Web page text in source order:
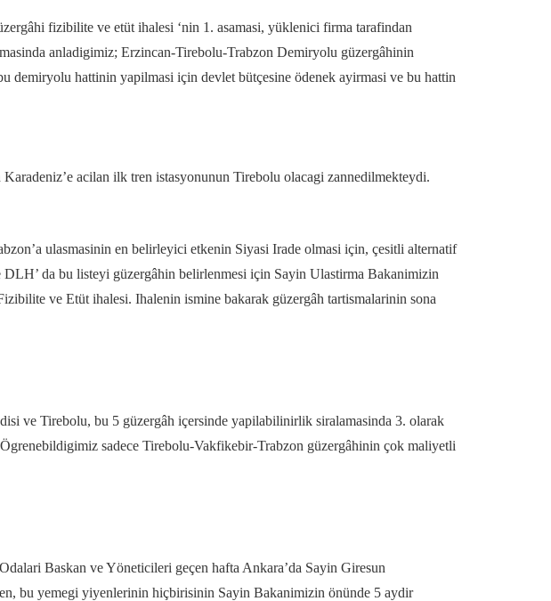
fizibilite ve etüt ihalesi ‘nin 1. asamasi, yüklenici firma tarafindan
anladigimiz; Erzincan-Tirebolu-Trabzon Demiryolu güzergâhinin
hattinin yapilmasi için devlet bütçesine ödenek ayirmasi ve bu hattin
acilan ilk tren istasyonunun Tirebolu olacagi zannedilmekteydi.
ulasmasinin en belirleyici etkenin Siyasi Irade olmasi için, çesitli alternatif
da bu listeyi güzergâhin belirlenmesi için Sayin Ulastirma Bakanimizin
ve Etüt ihalesi. Ihalenin ismine bakarak güzergâh tartismalarinin sona
ve Tirebolu, bu 5 güzergâh içersinde yapilabilinirlik siralamasinda 3. olarak
sadece Tirebolu-Vakfikebir-Trabzon güzergâhinin çok maliyetli
Baskan ve Yöneticileri geçen hafta Ankara’da Sayin Giresun
bu yemegi yiyenlerinin hiçbirisinin Sayin Bakanimizin önünde 5 aydir